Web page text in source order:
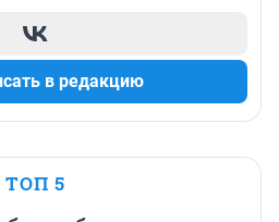
в редакцию
ТОП 5